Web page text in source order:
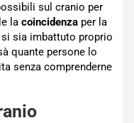
sul cranio per
la coincidenza per la
sia imbattuto proprio
quante persone lo
senza comprenderne